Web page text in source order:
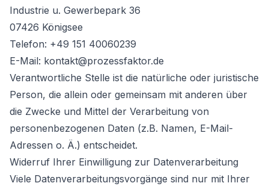
Industrie u. Gewerbepark 36
07426 Königsee
Telefon: +49 151 40060239
E-Mail: kontakt@prozessfaktor.de
Verantwortliche Stelle ist die natürliche oder juristische
Person, die allein oder gemeinsam mit anderen über
die Zwecke und Mittel der Verarbeitung von
personenbezogenen Daten (z.B. Namen, E-Mail-
Adressen o. Ä.) entscheidet.
Widerruf Ihrer Einwilligung zur Datenverarbeitung
Viele Datenverarbeitungsvorgänge sind nur mit Ihrer